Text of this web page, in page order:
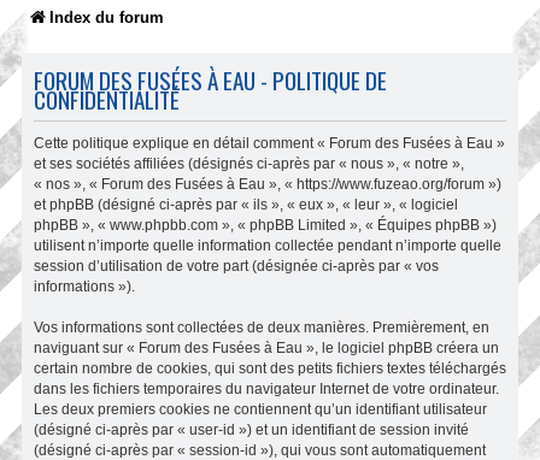
Index du forum
FORUM DES FUSÉES À EAU - POLITIQUE DE
CONFIDENTIALITÉ
Cette politique explique en détail comment « Forum des Fusées à Eau »
et ses sociétés affiliées (désignés ci-après par « nous », « notre »,
« nos », « Forum des Fusées à Eau », « https://www.fuzeao.org/forum »)
et phpBB (désigné ci-après par « ils », « eux », « leur », « logiciel
phpBB », « www.phpbb.com », « phpBB Limited », « Équipes phpBB »)
utilisent n’importe quelle information collectée pendant n’importe quelle
session d’utilisation de votre part (désignée ci-après par « vos
informations »).
Vos informations sont collectées de deux manières. Premièrement, en
naviguant sur « Forum des Fusées à Eau », le logiciel phpBB créera un
certain nombre de cookies, qui sont des petits fichiers textes téléchargés
dans les fichiers temporaires du navigateur Internet de votre ordinateur.
Les deux premiers cookies ne contiennent qu’un identifiant utilisateur
(désigné ci-après par « user-id ») et un identifiant de session invité
(désigné ci-après par « session-id »), qui vous sont automatiquement